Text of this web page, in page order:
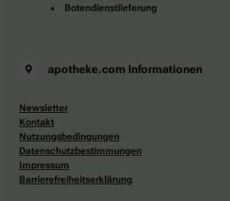
Botendienstlieferung
apotheke.com Informationen
Newsletter
Kontakt
Nutzungsbedingungen
Datenschutzbestimmungen
Impressum
Barrierefreiheitserklärung